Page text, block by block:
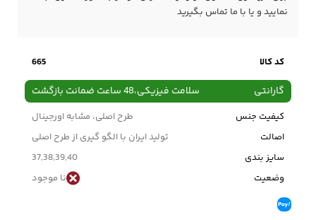
نمایید و یا با ما تماس بگیرید
کد کالا 665
گارانتی سلامت فیزیکی،48 ساعت ضمانت بازگشت
کیفیت جنس
طرح اصلی، مشابه اورجینال
اصالت
تولید ایران با الگو گیری از طرح اصلی
سایز بندی
37,38,39,40
وضعیت
نا موجود